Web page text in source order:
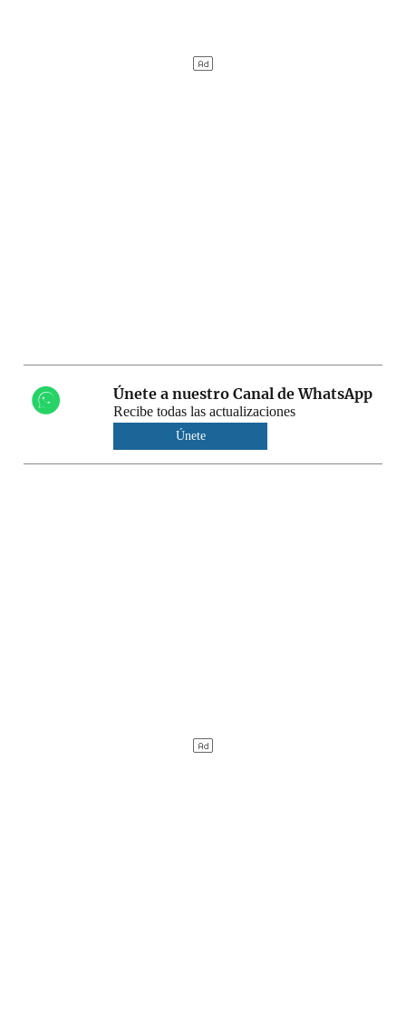
Únete a nuestro Canal de WhatsApp
Recibe todas las actualizaciones
Únete